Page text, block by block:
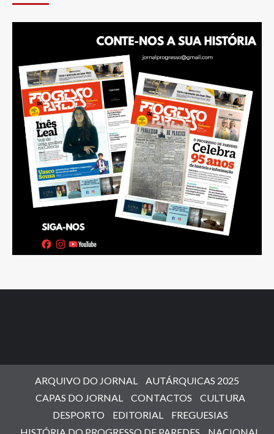
ARQUIVO DO JORNAL
AUTÁRQUICAS 2025
CAPAS DO JORNAL
CONTACTOS
CULTURA
DESPORTO
EDITORIAL
FREGUESIAS